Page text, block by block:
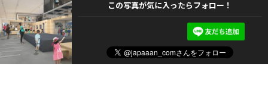
この写真が気に入ったらフォロー！